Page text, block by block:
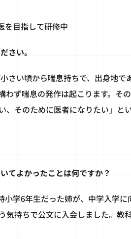
を目指して研修中
さい。
さい頃から喘息持ちで、出身地
ず喘息の発作は起こります。そ
、そのために医者になりたい」と
てよかったことは何ですか？
学6年生だった姉が、中学入学に
持ちで公文に入会しました。教